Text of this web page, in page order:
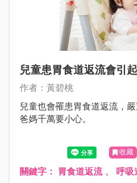
兒童患胃食道返流會引
作者：黃碧桃
兒童也會罹患胃食道返流，
爸媽千萬要小心。
收藏
關鍵字： 胃食道返流、 呼吸